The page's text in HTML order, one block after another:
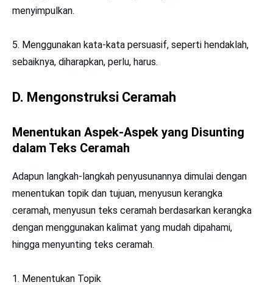
menyimpulkan.
5. Menggunakan kata-kata persuasif, seperti hendaklah,
sebaiknya, diharapkan, perlu, harus.
D. Mengonstruksi Ceramah
Menentukan Aspek-Aspek yang Disunting
dalam Teks Ceramah
Adapun langkah-langkah penyusunannya dimulai dengan
menentukan topik dan tujuan, menyusun kerangka
ceramah, menyusun teks ceramah berdasarkan kerangka
dengan menggunakan kalimat yang mudah dipahami,
hingga menyunting teks ceramah.
1. Menentukan Topik